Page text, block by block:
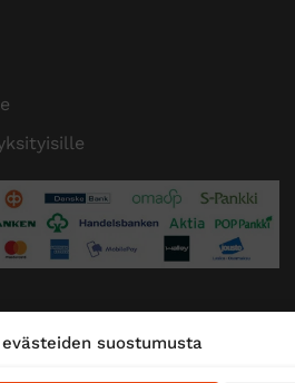
suostumusta